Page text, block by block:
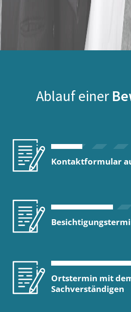
Ablauf einer
Kontaktformular
Ortstermin mit
Sachverständigen